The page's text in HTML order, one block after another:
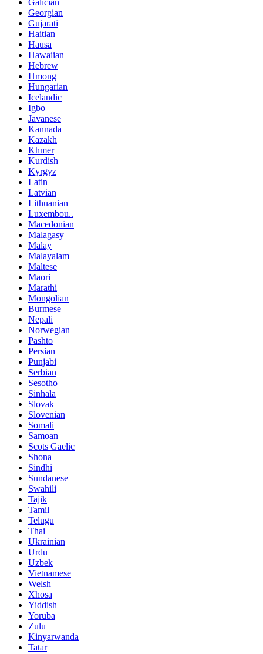
Georgian
Gujarati
Haitian
Hausa
Hawaiian
Hebrew
Hmong
Hungarian
Icelandic
Igbo
Javanese
Kannada
Kazakh
Khmer
Kurdish
Kyrgyz
Latin
Latvian
Lithuanian
Luxembou..
Macedonian
Malagasy
Malay
Malayalam
Maltese
Maori
Marathi
Mongolian
Burmese
Nepali
Norwegian
Pashto
Persian
Punjabi
Serbian
Sesotho
Sinhala
Slovak
Slovenian
Somali
Samoan
Scots Gaelic
Shona
Sindhi
Sundanese
Swahili
Tajik
Tamil
Telugu
Thai
Ukrainian
Urdu
Uzbek
Vietnamese
Welsh
Xhosa
Yiddish
Yoruba
Zulu
Kinyarwanda
Tatar